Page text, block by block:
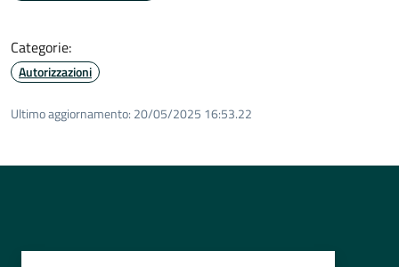
Categorie:
Autorizzazioni
Ultimo aggiornamento: 20/05/2025 16:53.22